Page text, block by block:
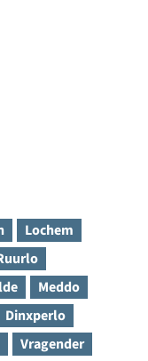
Lochem
Meddo
Dinxperlo
Vragender